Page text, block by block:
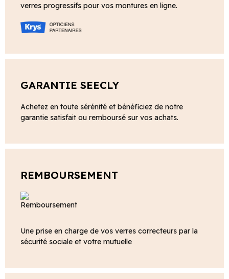
verres progressifs pour vos montures en ligne.
GARANTIE SEECLY
Achetez en toute sérénité et bénéficiez de notre
garantie satisfait ou remboursé sur vos achats.
REMBOURSEMENT
Une prise en charge de vos verres correcteurs par la
sécurité sociale et votre mutuelle